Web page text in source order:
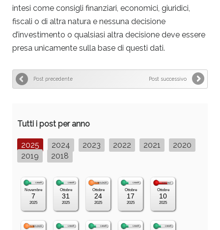
intesi come consigli finanziari, economici, giuridici,
fiscali o di altra natura e nessuna decisione
d’investimento o qualsiasi altra decisione deve essere
presa unicamente sulla base di questi dati.
Post precedente Post successivo
Tutti i post per anno
2025 2024 2023 2022 2021
2020
2019
2018
Novembre
7
2025
Ottobre
31
2025
Ottobre
24
2025
Ottobre
17
2025
Ottobre
10
2025